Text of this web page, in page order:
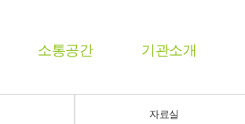
소통공간 기관소개
자료실